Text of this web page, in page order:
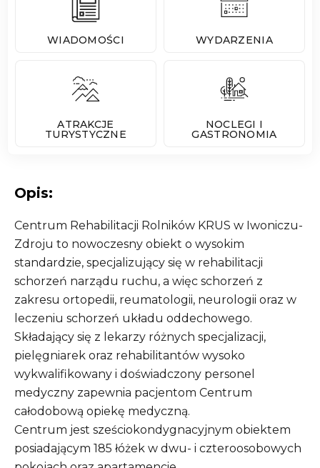
WIADOMOŚCI WYDARZENIA
ATRAKCJE
TURYSTYCZNE
NOCLEGI I
GASTRONOMIA
Opis:
Centrum Rehabilitacji Rolników KRUS w Iwoniczu-
Zdroju to nowoczesny obiekt o wysokim
standardzie, specjalizujący się w rehabilitacji
schorzeń narządu ruchu, a więc schorzeń z
zakresu ortopedii, reumatologii, neurologii oraz w
leczeniu schorzeń układu oddechowego.
Składający się z lekarzy różnych specjalizacji,
pielęgniarek oraz rehabilitantów wysoko
wykwalifikowany i doświadczony personel
medyczny zapewnia pacjentom Centrum
całodobową opiekę medyczną.
Centrum jest sześciokondygnacyjnym obiektem
posiadającym 185 łóżek w dwu- i czteroosobowych